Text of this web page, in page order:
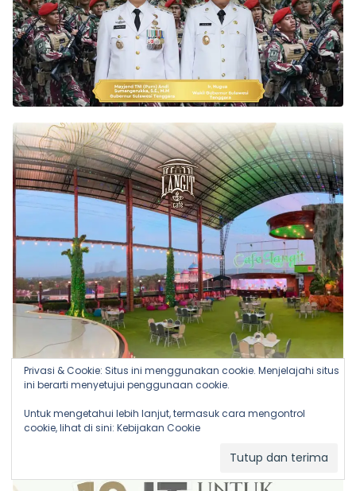
Privasi & Cookie: Situs ini menggunakan cookie. Menjelajahi situs
ini berarti menyetujui penggunaan cookie.
Untuk mengetahui lebih lanjut, termasuk cara mengontrol
cookie, lihat di sini: Kebijakan Cookie